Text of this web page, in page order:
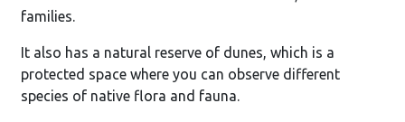
families.
It also has a natural reserve of dunes, which is a
protected space where you can observe different
species of native flora and fauna.